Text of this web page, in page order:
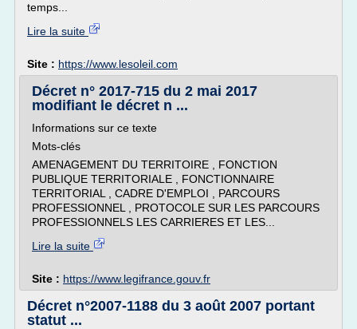
temps...
Lire la suite
Site : https://www.lesoleil.com
Décret n° 2017-715 du 2 mai 2017
modifiant le décret n ...
Informations sur ce texte
Mots-clés
AMENAGEMENT DU TERRITOIRE , FONCTION
PUBLIQUE TERRITORIALE , FONCTIONNAIRE
TERRITORIAL , CADRE D'EMPLOI , PARCOURS
PROFESSIONNEL , PROTOCOLE SUR LES PARCOURS
PROFESSIONNELS LES CARRIERES ET LES...
Lire la suite
Site : https://www.legifrance.gouv.fr
Décret n°2007-1188 du 3 août 2007 portant
statut ...